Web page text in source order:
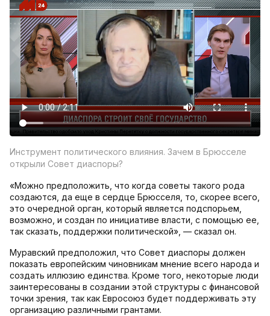
Инструмент политического влияния. Зачем в Брюсселе
открыли Совет диаспоры?
«Можно предположить, что когда советы такого рода
создаются, да еще в сердце Брюсселя, то, скорее всего,
это очередной орган, который является подспорьем,
возможно, и создан по инициативе власти, с помощью ее,
так сказать, поддержки политической», — сказал он.
Муравский предположил, что Совет диаспоры должен
показать европейским чиновникам мнение всего народа и
создать иллюзию единства. Кроме того, некоторые люди
заинтересованы в создании этой структуры с финансовой
точки зрения, так как Евросоюз будет поддерживать эту
организацию различными грантами.